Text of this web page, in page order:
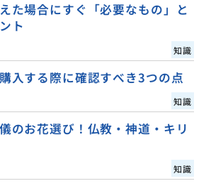
た場合にすぐ「必要なもの」と
ト
知識
入する際に確認すべき3つの点
知識
のお花選び！仏教・神道・キリ
知識